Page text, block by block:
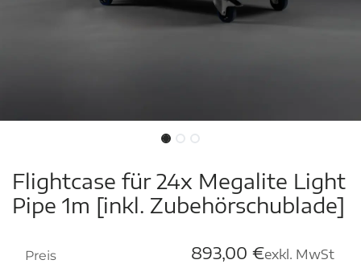
Flightcase für 24x Megalite Light
Pipe 1m [inkl. Zubehörschublade]
Preis 893,00 €exkl. MwSt